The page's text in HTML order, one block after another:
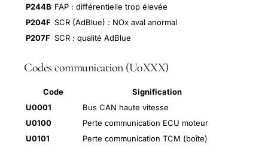
P244B FAP : différentielle trop élevée
P204F SCR (AdBlue) : NOx aval anormal
P207F SCR : qualité AdBlue
Codes communication (U0XXX)
Code
Signification
U0001
Bus CAN haute vitesse
U0100
Perte communication ECU moteur
U0101
Perte communication TCM (boîte)